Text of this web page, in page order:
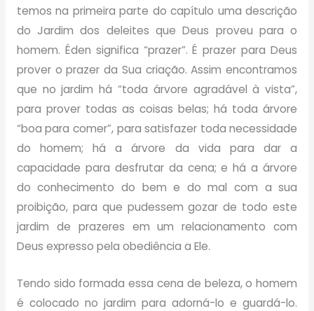
temos na primeira parte do capítulo uma descrição
do Jardim dos deleites que Deus proveu para o
homem. Éden significa “prazer”. É prazer para Deus
prover o prazer da Sua criação. Assim encontramos
que no jardim há “toda árvore agradável à vista”,
para prover todas as coisas belas; há toda árvore
“boa para comer”, para satisfazer toda necessidade
do homem; há a árvore da vida para dar a
capacidade para desfrutar da cena; e há a árvore
do conhecimento do bem e do mal com a sua
proibição, para que pudessem gozar de todo este
jardim de prazeres em um relacionamento com
Deus expresso pela obediência a Ele.
Tendo sido formada essa cena de beleza, o homem
é colocado no jardim para adorná-lo e guardá-lo.